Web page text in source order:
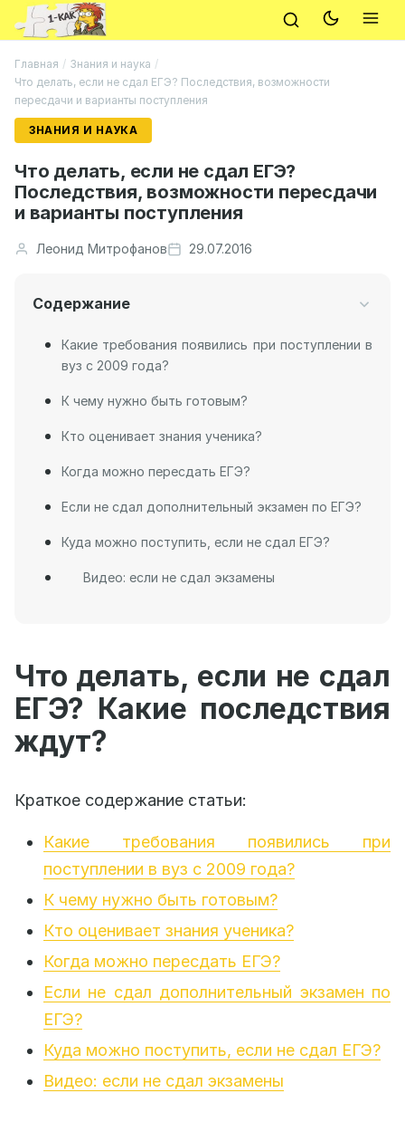
Главная / Знания и наука /
Что делать, если не сдал ЕГЭ? Последствия, возможности
пересдачи и варианты поступления
ЗНАНИЯ И НАУКА
Что делать, если не сдал ЕГЭ?
Последствия, возможности пересдачи
и варианты поступления
Леонид Митрофанов 29.07.2016
Содержание
Какие требования появились при поступлении в
вуз с 2009 года?
К чему нужно быть готовым?
Кто оценивает знания ученика?
Когда можно пересдать ЕГЭ?
Если не сдал дополнительный экзамен по ЕГЭ?
Куда можно поступить, если не сдал ЕГЭ?
Видео: если не сдал экзамены
Что делать, если не сдал
ЕГЭ? Какие последствия
ждут?
Краткое содержание статьи:
Какие требования появились при
поступлении в вуз с 2009 года?
К чему нужно быть готовым?
Кто оценивает знания ученика?
Когда можно пересдать ЕГЭ?
Если не сдал дополнительный экзамен по
ЕГЭ?
Куда можно поступить, если не сдал ЕГЭ?
Видео: если не сдал экзамены